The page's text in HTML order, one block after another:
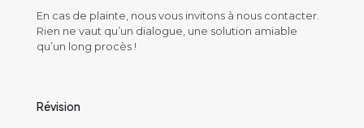
En cas de plainte, nous vous invitons à nous contacter.
Rien ne vaut qu’un dialogue, une solution amiable
qu’un long procès !
Révision